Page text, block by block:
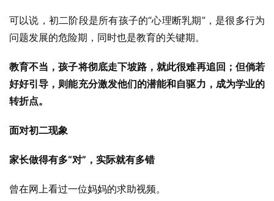
可以说，初二阶段是所有孩子的“心理断乳期”，是很多行为
问题发展的危险期，同时也是教育的关键期。
教育不当，孩子将彻底走下坡路，就此很难再追回；但倘若
好好引导，则能充分激发他们的潜能和自驱力，成为学业的
转折点。
面对初二现象
家长做得有多“对”，实际就有多错
曾在网上看过一位妈妈的求助视频。